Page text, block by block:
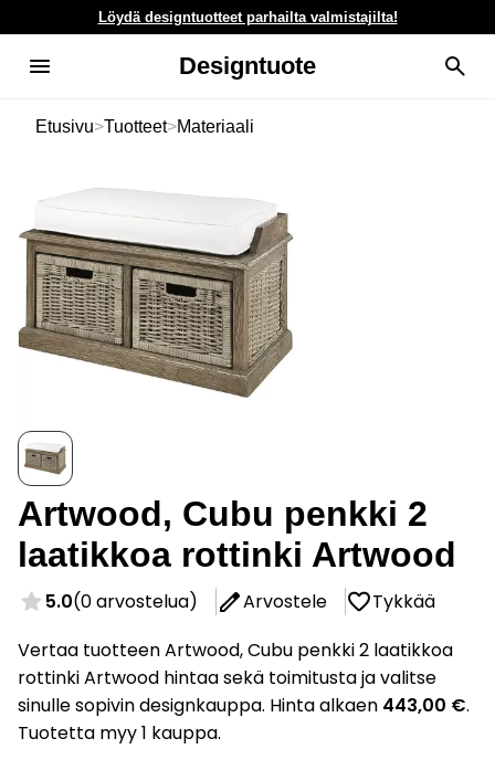
Löydä designtuotteet parhailta valmistajilta!
Designtuote
Etusivu>Tuotteet>Materiaali
Artwood, Cubu penkki 2
laatikkoa rottinki Artwood
5.0(0 arvostelua) Arvostele
Tykkää
Vertaa tuotteen Artwood, Cubu penkki 2 laatikkoa
rottinki Artwood hintaa sekä toimitusta ja valitse
sinulle sopivin designkauppa. Hinta alkaen 443,00 €.
Tuotetta myy 1 kauppa.